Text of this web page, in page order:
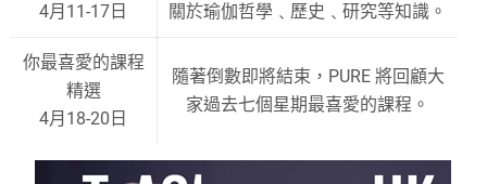
4月11-17日
關於瑜伽哲學﹑歷史﹑研究等知識。
你最喜愛的課程
精選
4月18-20日
隨著倒數即將結束，PURE 將回顧大
家過去七個星期最喜愛的課程。